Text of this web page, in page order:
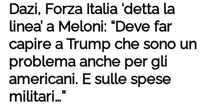
Dazi, Forza Italia ‘detta la
linea’ a Meloni: “Deve far
capire a Trump che sono un
problema anche per gli
americani. E sulle spese
militari…”